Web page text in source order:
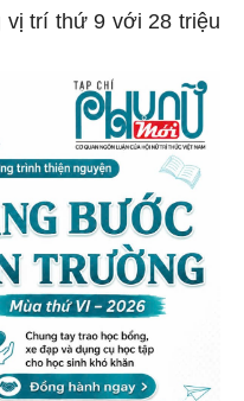
vị trí thứ 9 với 28 triệu